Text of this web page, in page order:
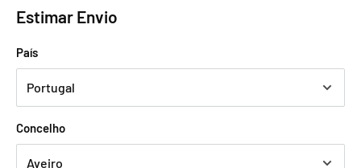
Estimar Envio
País
Concelho